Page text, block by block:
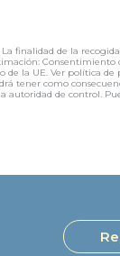
finalidad de la
Consentimiento
de la UE. Ver política de
tener como
autoridad de control.